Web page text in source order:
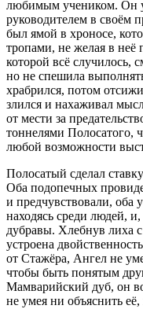
любимым учеником. Он
руководителем в своём
был ямой в хроносе,
тропами, не желая в неё
которой всё случилось,
но не спешила
храбрился, потом
злился и нахаживал
от мести за
тоннелями Полосатого,
любой возможности
Полосатый сделал
Оба подопечных
и предчувствовали, оба
находясь среди людей,
дубравы. Хлебнув лиха
устроена
от Стажёра, Ангел не
чтобы быть понятым
Мамварийский дуб, он
не умея ни объяснить